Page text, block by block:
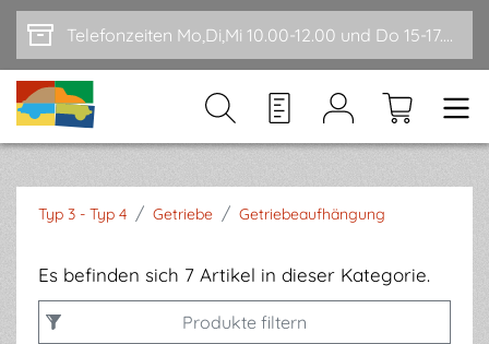
Zum Hauptinhalt springen Telefonzeiten Mo,Di,Mi 10.00-12.00 und Do 15-17.00
Typ 3 - Typ 4 / Getriebe / Getriebeaufhängung
Es befinden sich 7 Artikel in dieser Kategorie.
Produkte filtern